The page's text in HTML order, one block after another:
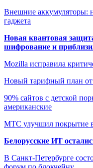
Внешние аккумуляторы:
гаджета
Новая квантовая
шифрование и
Mozilla исправила
Новый тарифный план
90% сайтов с детской
американские
МТС улучшил покрытие в
Белорусские ИТ
В Санкт-Петербурге